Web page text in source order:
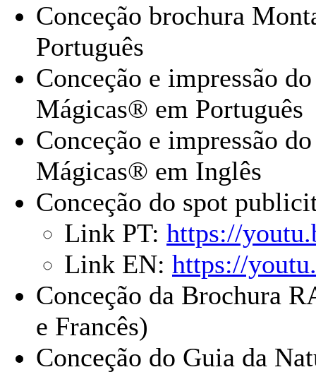
Conceção brochura
Português
Conceção e impressão
Mágicas® em Português
Conceção e impressão
Mágicas® em Inglês
Conceção do spot
Link PT: https://
Link EN: https://
Conceção da Brochura
e Francês)
Conceção do Guia da